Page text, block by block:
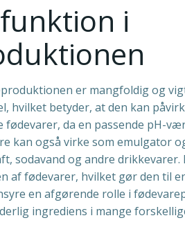
i
er mangfoldig og
hvilket betyder, at den kan
fødevarer, da en passende pH-
kan også virke som
sodavand og andre
af fødevarer, hvilket gør den til
en afgørende rolle i
ingrediens i mange